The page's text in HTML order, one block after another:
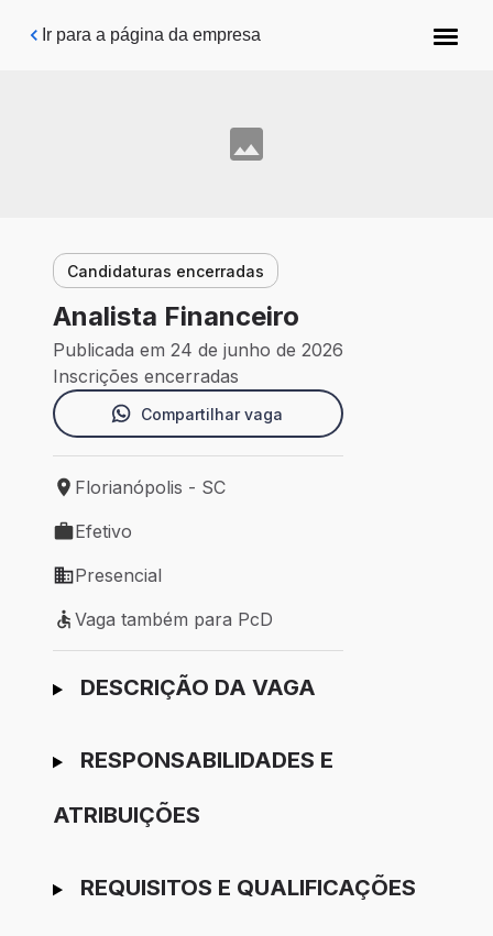
Pular para o conteúdo principal
Ir para a página da empresa
Candidaturas encerradas
Analista Financeiro
Publicada em 24 de junho de 2026
Inscrições encerradas
Compartilhar vaga
Local de trabalho: Florianópolis - SC
Florianópolis - SC
Tipo de vaga: Efetivo
Efetivo
Modelo de trabalho: Presencial
Presencial
Vaga também para PcD
Vaga também para PcD
Ir para candidatura
DESCRIÇÃO DA VAGA
RESPONSABILIDADES E
ATRIBUIÇÕES
REQUISITOS E QUALIFICAÇÕES